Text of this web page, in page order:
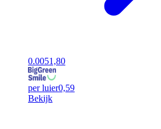
0.0051,80
per luier0,59
Bekijk